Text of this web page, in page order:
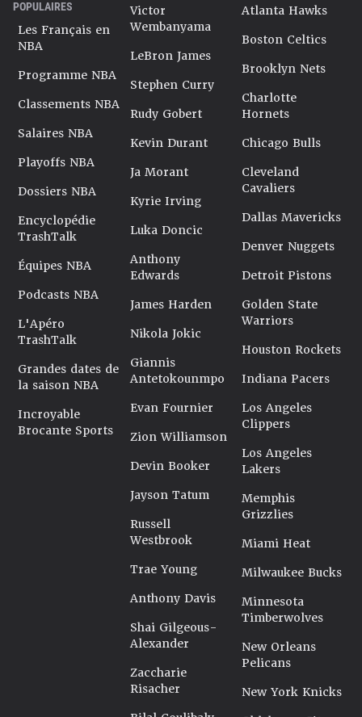
POPULAIRES
Les Français en
NBA
Programme NBA
Classements NBA
Salaires NBA
Playoffs NBA
Dossiers NBA
Encyclopédie
TrashTalk
Équipes NBA
Podcasts NBA
L'Apéro
TrashTalk
Grandes dates de
la saison NBA
Incroyable
Brocante Sports
Victor
Wembanyama
LeBron James
Stephen Curry
Rudy Gobert
Kevin Durant
Ja Morant
Kyrie Irving
Luka Doncic
Anthony
Edwards
James Harden
Nikola Jokic
Giannis
Antetokounmpo
Evan Fournier
Zion Williamson
Devin Booker
Jayson Tatum
Russell
Westbrook
Trae Young
Anthony Davis
Shai Gilgeous-
Alexander
Zaccharie
Risacher
Atlanta Hawks
Boston Celtics
Brooklyn Nets
Charlotte
Hornets
Chicago Bulls
Cleveland
Cavaliers
Dallas Mavericks
Denver Nuggets
Detroit Pistons
Golden State
Warriors
Houston Rockets
Indiana Pacers
Los Angeles
Clippers
Los Angeles
Lakers
Memphis
Grizzlies
Miami Heat
Milwaukee Bucks
Minnesota
Timberwolves
New Orleans
Pelicans
New York Knicks